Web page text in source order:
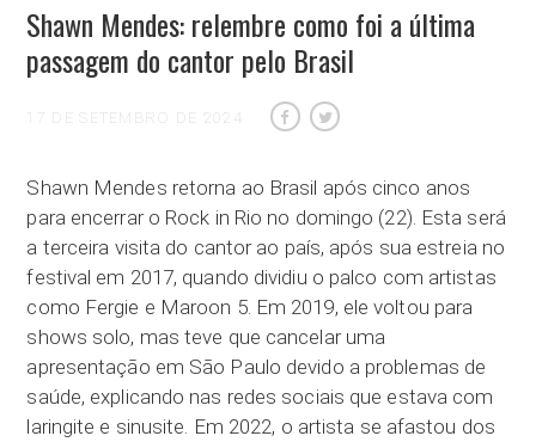
Shawn Mendes: relembre como foi a última
passagem do cantor pelo Brasil
17 DE SETEMBRO DE 2024
Shawn Mendes retorna ao Brasil após cinco anos
para encerrar o Rock in Rio no domingo (22). Esta será
a terceira visita do cantor ao país, após sua estreia no
festival em 2017, quando dividiu o palco com artistas
como Fergie e Maroon 5. Em 2019, ele voltou para
shows solo, mas teve que cancelar uma
apresentação em São Paulo devido a problemas de
saúde, explicando nas redes sociais que estava com
laringite e sinusite. Em 2022, o artista se afastou dos